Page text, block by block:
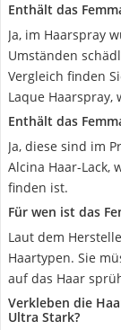
Enthält das
Ja, im Haarspray
Umständen
Vergleich finden
Laque Haarspray,
Enthält das
Ja, diese sind im
Alcina Haar-Lack,
finden ist.
Für wen ist das
Laut dem
Haartypen. Sie
auf das Haar
Verkleben die
Ultra Stark?